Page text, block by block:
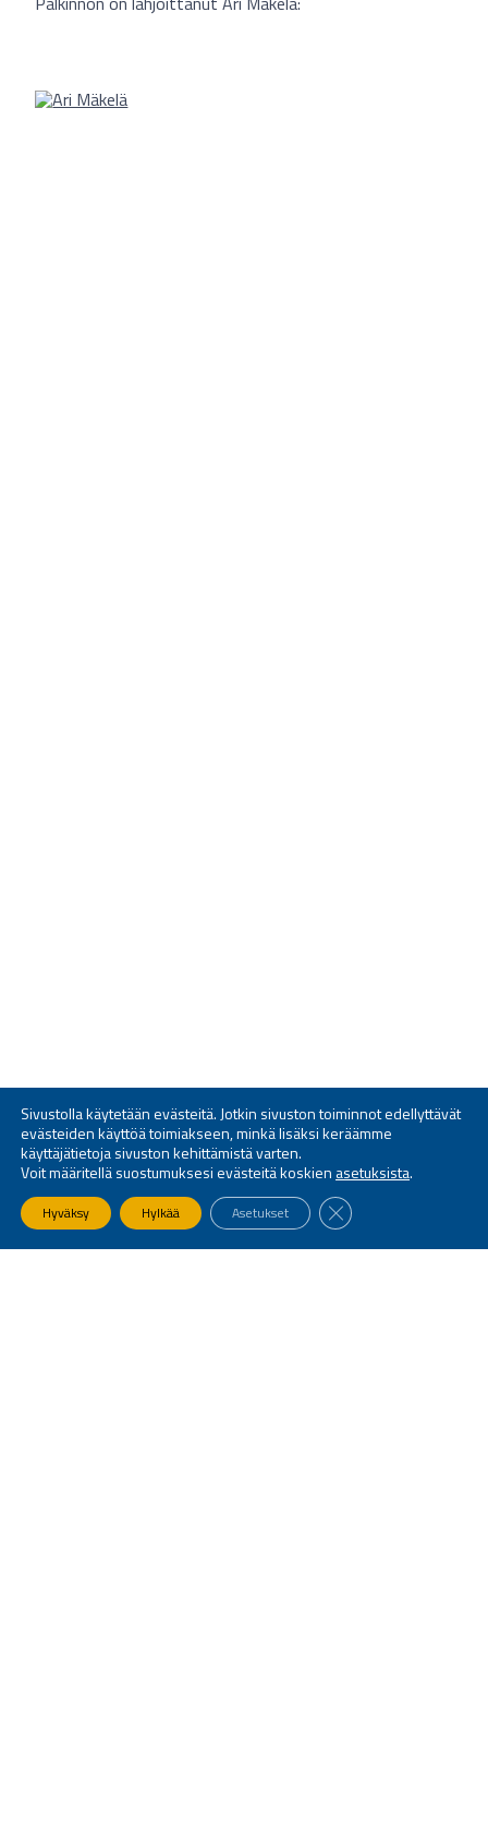
Sivustolla käytetään evästeitä. Jotkin sivuston toiminnot edellyttävät
evästeiden käyttöä toimiakseen, minkä lisäksi keräämme
käyttäjätietoja sivuston kehittämistä varten.
Voit määritellä suostumuksesi evästeitä koskien asetuksista.
Hyväksy Hylkää Asetukset SULJE